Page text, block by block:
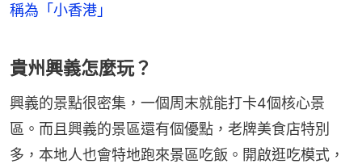
稱為「小香港」
貴州興義怎麼玩？
興義的景點很密集，一個周末就能打卡4個核心景
區。而且興義的景區還有個優點，老牌美食店特別
多，本地人也會特地跑來景區吃飯。開啟逛吃模式，